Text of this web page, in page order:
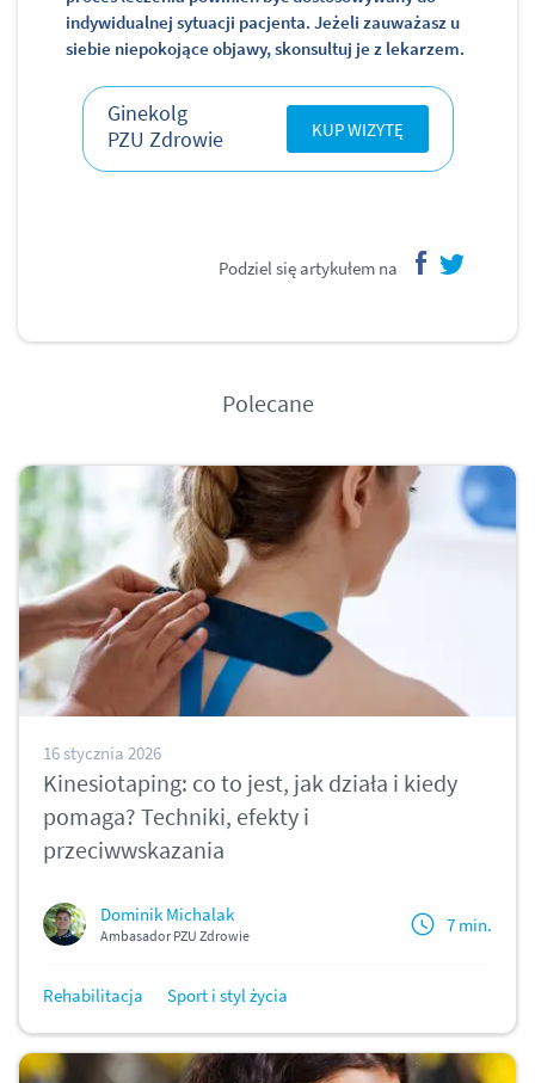
indywidualnej sytuacji pacjenta. Jeżeli zauważasz u
siebie niepokojące objawy, skonsultuj je z lekarzem.
Ginekolg
PZU Zdrowie
KUP WIZYTĘ
Podziel się artykułem na
Polecane
16 stycznia 2026
Kinesiotaping: co to jest, jak działa i kiedy
pomaga? Techniki, efekty i
przeciwwskazania
Dominik Michalak
Ambasador PZU Zdrowie 7 min.
Rehabilitacja Sport i styl życia